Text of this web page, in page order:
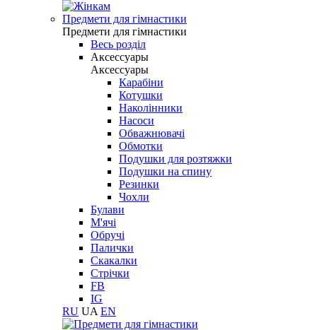
Предмети для гімнастики
Предмети для гімнастики
Весь розділ
Аксессуары
Аксессуары
Карабіни
Котушки
Наколінники
Насоси
Обважнювачі
Обмотки
Подушки для розтяжки
Подушки на спину
Резинки
Чохли
Булави
М'ячі
Обручі
Палички
Скакалки
Стрічки
FB
IG
RU UA EN